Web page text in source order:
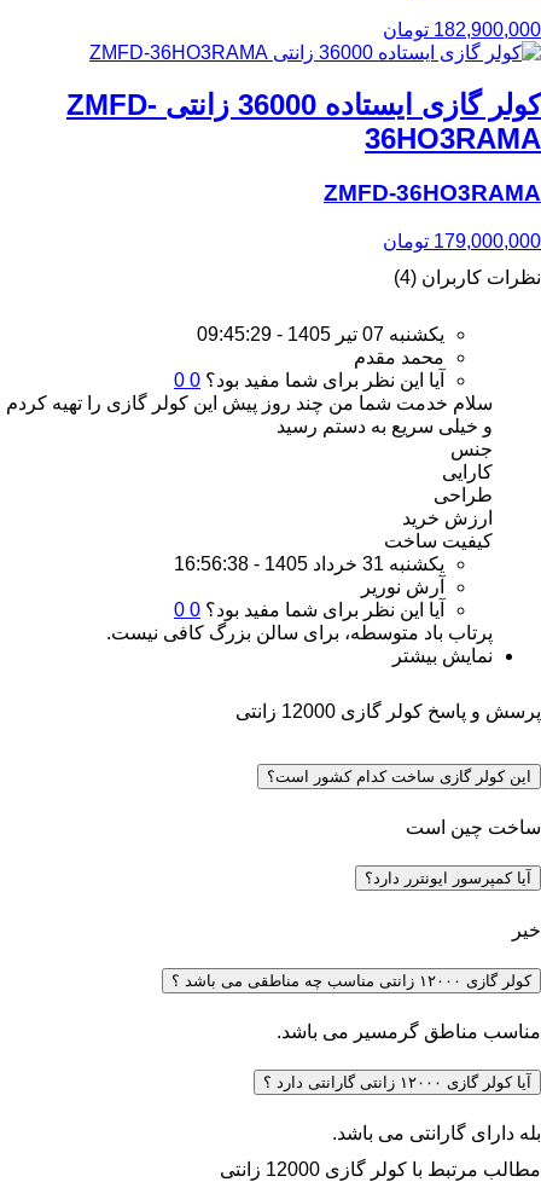
182,900,000 تومان
کولر گازی ایستاده 36000 زانتی ZMFD-
36HO3RAMA
ZMFD-36HO3RAMA
179,000,000 تومان
نظرات کاربران (4)
یکشنبه 07 تیر 1405 - 09:45:29
محمد مقدم
آیا این نظر برای شما مفید بود؟ 0
0
سلام خدمت شما من چند روز پیش این کولر گازی را تهیه کردم
و خیلی سریع به دستم رسید
جنس
کارایی
طراحی
ارزش خرید
کیفیت ساخت
یکشنبه 31 خرداد 1405 - 16:56:38
آرش نوریر
آیا این نظر برای شما مفید بود؟ 0
0
پرتاب باد متوسطه، برای سالن بزرگ کافی نیست.
نمایش بیشتر
پرسش و پاسخ کولر گازی 12000 زانتی
این کولر گازی ساخت کدام کشور است؟
ساخت چین است
آیا کمپرسور ایونترر دارد؟
خیر
کولر گازی ۱۲۰۰۰ زانتی مناسب چه مناطقی می باشد ؟
مناسب مناطق گرمسیر می باشد.
آیا کولر گازی ۱۲۰۰۰ زانتی گارانتی دارد ؟
بله دارای گارانتی می باشد.
مطالب مرتبط با کولر گازی 12000 زانتی